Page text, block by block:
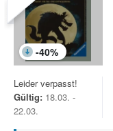
-40%
Leider verpasst!
Gültig: 18.03. -
22.03.